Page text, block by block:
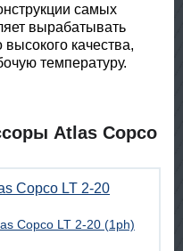
самых
вырабатывать
качества,
температуру.
Atlas Copco
Copco LT 2-20